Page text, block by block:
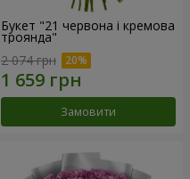
Букет "21 червона і кремова
троянда"
2 074 грн
Замовити